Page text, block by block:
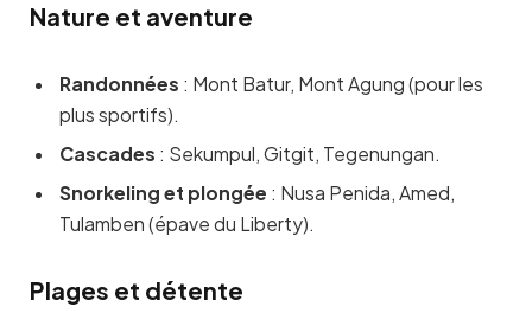
Nature et aventure
Randonnées : Mont Batur, Mont Agung (pour les
plus sportifs).
Cascades : Sekumpul, Gitgit, Tegenungan.
Snorkeling et plongée : Nusa Penida, Amed,
Tulamben (épave du Liberty).
Plages et détente